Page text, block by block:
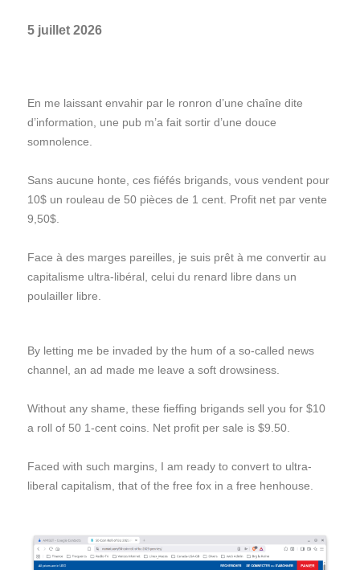
5 juillet 2026
En me laissant envahir par le ronron d’une chaîne dite
d’information, une pub m’a fait sortir d’une douce
somnolence.
Sans aucune honte, ces fiéfés brigands, vous vendent pour
10$ un rouleau de 50 pièces de 1 cent. Profit net par vente
9,50$.
Face à des marges pareilles, je suis prêt à me convertir au
capitalisme ultra-libéral, celui du renard libre dans un
poulailler libre.
By letting me be invaded by the hum of a so-called news
channel, an ad made me leave a soft drowsiness.
Without any shame, these fieffing brigands sell you for $10
a roll of 50 1-cent coins. Net profit per sale is $9.50.
Faced with such margins, I am ready to convert to ultra-
liberal capitalism, that of the free fox in a free henhouse.